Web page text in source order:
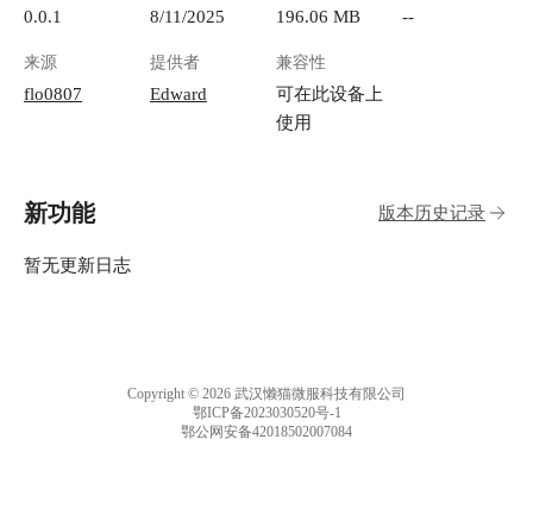
playground-1301583638.cos.ap-
e6ad-4ad4-976e-18d8d9e8c13e.png "image.png") 如
果是给同事分享工作密码，建议设置 1-2 小时过
期；如果是临时的个人信息分享，30 分钟就够
chengdu.myqcloud.com/guidelines/496/309e29f3-
要给多个人分享同一个信息时，不要生成一个链
1301583638.cos.ap-
chengdu.myqcloud.com/guidelines/496/7cd6290a-
7fbb-4024-b8ca-ae2156fed1ac.png "image.png") 别
0.0.1 8/11/2025 196.06 MB --
来源
flo0807
提供者
Edward
兼容性
可在此设备上
使用
新功能 版本历史记录
暂无更新日志
Copyright © 2026 武汉懒猫微服科技有限公司
鄂ICP备2023030520号-1
鄂公网安备42018502007084